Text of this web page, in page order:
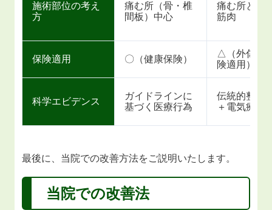
施術部位の考え
方
痛む所（骨・椎
間板）中心
痛む所と周
筋肉
保険適用 〇（健康保険）
△（外傷の
険適用）
科学エビデンス
ガイドラインに
基づく医療行為
伝統的整復
＋電気療法
最後に、当院での改善方法をご説明いたします。
当院での改善法